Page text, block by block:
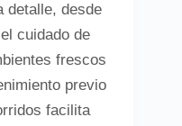
detalle, desde
cuidado de
frescos
previo
facilita